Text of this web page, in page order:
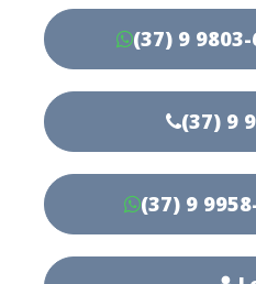
(37) 9
(37) 9
(37) 9